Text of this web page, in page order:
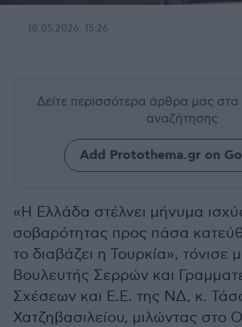
18.05.2026, 15:26
Δείτε περισσότερα άρθρα μας στα
αναζήτησης
Add Protothema.gr on
«Η Ελλάδα στέλνει μήνυμα
σοβαρότητας προς πάσα
το διαβάζει η Τουρκία», τόνισε
Βουλευτής Σερρών και
Σχέσεων και Ε.Ε. της ΝΔ, κ.
Χατζηβασιλείου, μιλώντας στο